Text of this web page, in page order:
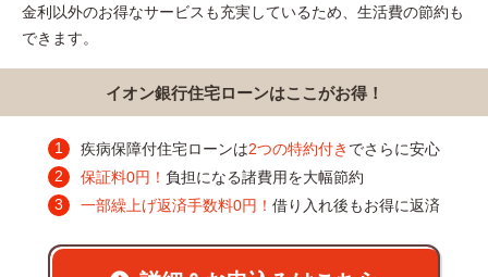
金利以外のお得なサービスも充実しているため、生活費の節約も
できます。
イオン銀行住宅ローンはここがお得！
疾病保障付住宅ローンは2つの特約付き でさらに安心
保証料0円！ 負担になる諸費用を大幅節約
一部繰上げ返済手数料0円！ 借り入れ後もお得に返済